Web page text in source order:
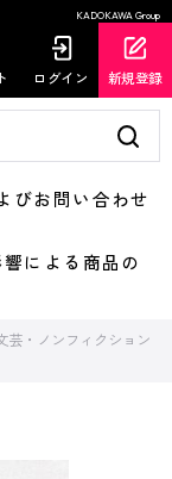
KADOKAWA Group
ログイン 新規登録
お問い合わせ
による商品の
芸・ノンフィクション